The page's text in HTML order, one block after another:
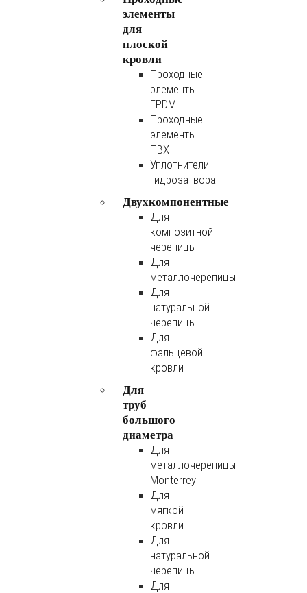
элементы
для
плоской
кровли
Проходные
элементы
EPDM
Проходные
элементы
ПВХ
Уплотнители
гидрозатвора
Двухкомпонентные
Для
композитной
черепицы
Для
металлочерепицы
Для
натуральной
черепицы
Для
фальцевой
кровли
Для
труб
большого
диаметра
Для
металлочерепицы
Monterrey
Для
мягкой
кровли
Для
натуральной
черепицы
Для